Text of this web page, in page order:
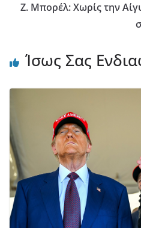
Ζ. Μπορέλ: Χωρίς την
Ίσως Σας